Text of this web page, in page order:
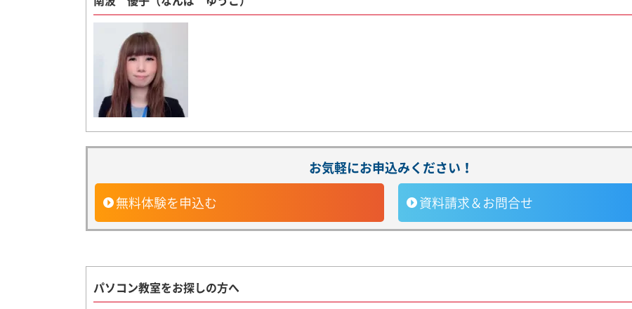
お気軽にお申込みください！
無料体験を申込む
資料請求＆お問合せ
パソコン教室をお探しの方へ